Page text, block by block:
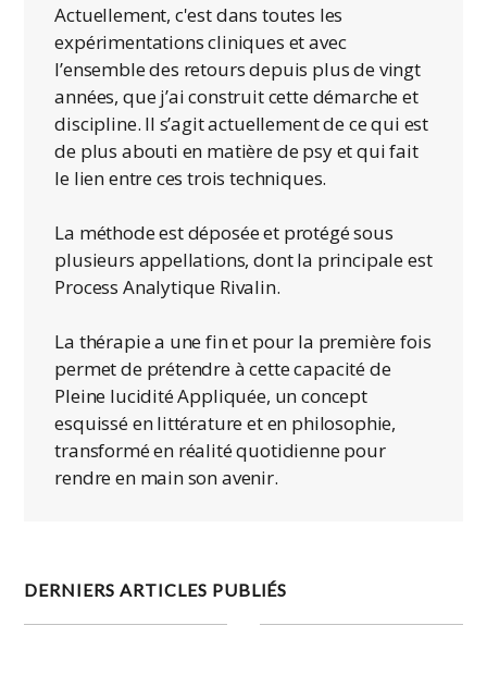
Actuellement, c'est dans toutes les
expérimentations cliniques et avec
l’ensemble des retours depuis plus de vingt
années, que j’ai construit cette démarche et
discipline. Il s’agit actuellement de ce qui est
de plus abouti en matière de psy et qui fait
le lien entre ces trois techniques.
La méthode est déposée et protégé sous
plusieurs appellations, dont la principale est
Process Analytique Rivalin.
La thérapie a une fin et pour la première fois
permet de prétendre à cette capacité de
Pleine lucidité Appliquée, un concept
esquissé en littérature et en philosophie,
transformé en réalité quotidienne pour
rendre en main son avenir.
DERNIERS ARTICLES PUBLIÉS